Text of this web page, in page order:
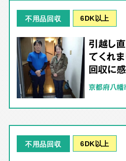
不用品回収 6DK以上
引越し
てくれ
回収に感
京都府八
不用品回収 6DK以上